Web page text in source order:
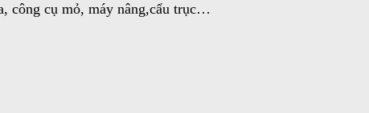
công cụ mỏ, máy nâng,cẩu trục…